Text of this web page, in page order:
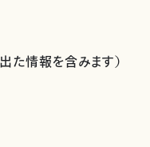
情報を含みます）